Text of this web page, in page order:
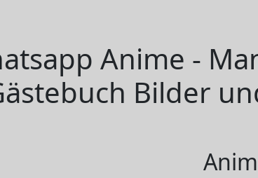
Anime -
Bilder